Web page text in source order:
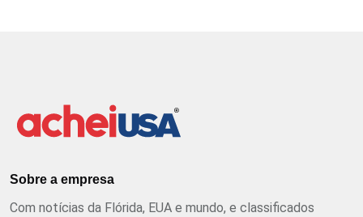
Sobre a empresa
Com notícias da Flórida, EUA e mundo, e classificados